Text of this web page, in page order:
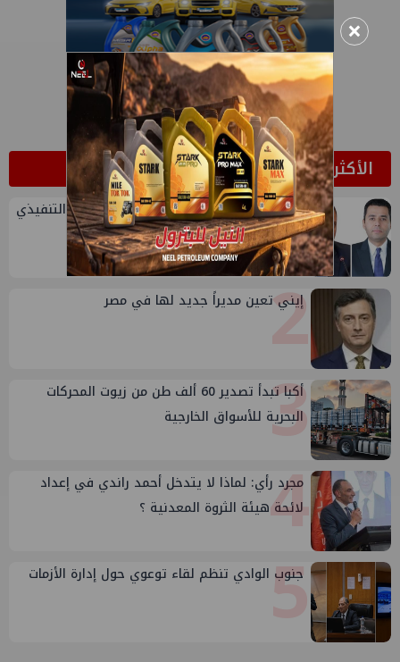
الأكثر قراءة
1
تعيين أحمد شتا ووليد أنور نائبين للرئيس التنفيذي
للهيئة
2
إيني تعين مديراً جديد لها في مصر
3
أكبا تبدأ تصدير 60 ألف طن من زيوت المحركات
البحرية للأسواق الخارجية
4
مجرد رأي: لماذا لا يتدخل أحمد راندي في إعداد
لائحة هيئة الثروة المعدنية ؟
5
جنوب الوادي تنظم لقاء توعوي حول إدارة الأزمات
×